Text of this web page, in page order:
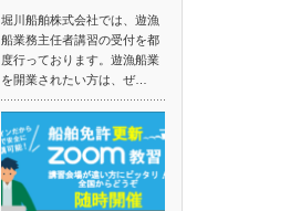
堀川船舶株式会社では、遊漁
船業務主任者講習の受付を都
度行っております。遊漁船業
を開業されたい方は、ぜ…